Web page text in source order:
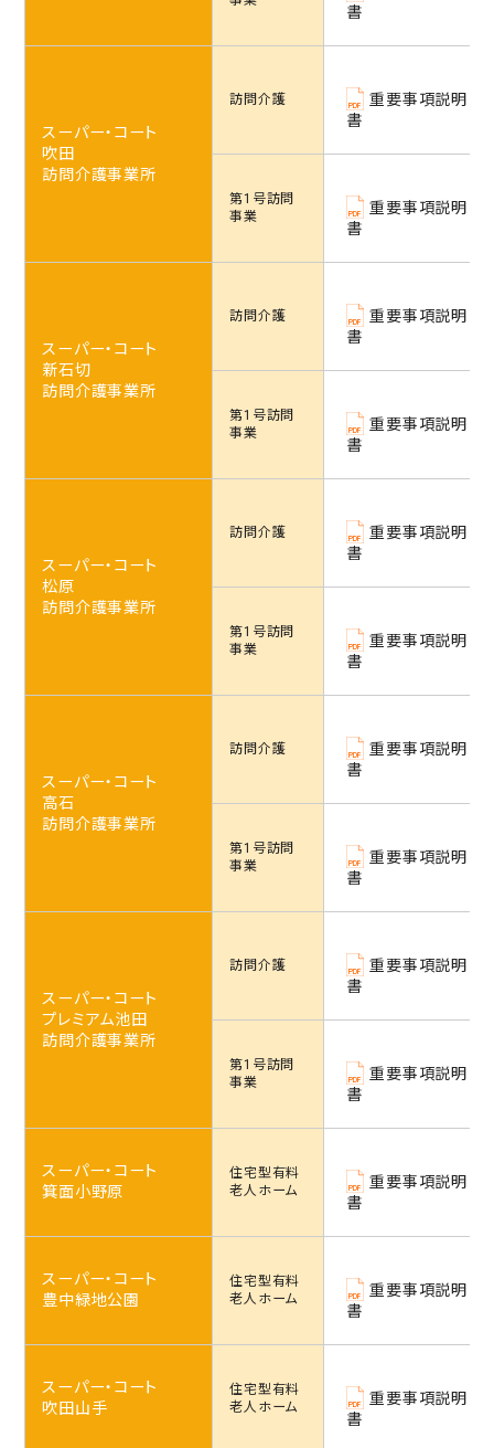
書
スーパー・コート
吹田
訪問介護事業所
訪問介護
重要事項説明
書
第1号訪問
事業
重要事項説明
書
スーパー・コート
新石切
訪問介護事業所
訪問介護
重要事項説明
書
第1号訪問
事業
重要事項説明
書
スーパー・コート
松原
訪問介護事業所
訪問介護
重要事項説明
書
第1号訪問
事業
重要事項説明
書
スーパー・コート
高石
訪問介護事業所
訪問介護
重要事項説明
書
第1号訪問
事業
重要事項説明
書
スーパー・コート
プレミアム池田
訪問介護事業所
訪問介護
重要事項説明
書
第1号訪問
事業
重要事項説明
書
スーパー・コート
箕面小野原
住宅型有料
老人ホーム
重要事項説明
書
スーパー・コート
豊中緑地公園
住宅型有料
老人ホーム
重要事項説明
書
スーパー・コート
吹田山手
住宅型有料
老人ホーム
重要事項説明
書